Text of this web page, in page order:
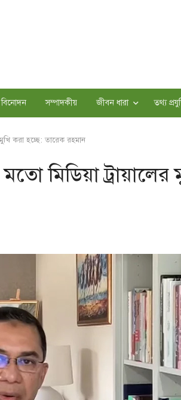
বিনোদন সম্পাদকীয় জীবন ধারা তথ্য
করা হচ্ছে: তারেক রহমান
মিডিয়া ট্রায়ালের